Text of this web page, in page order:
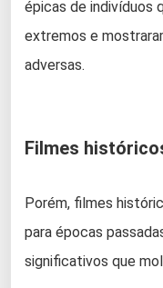
épicas de indivíduos
extremos e
adversas.
Filmes
Porém, filmes
para épocas
significativos que